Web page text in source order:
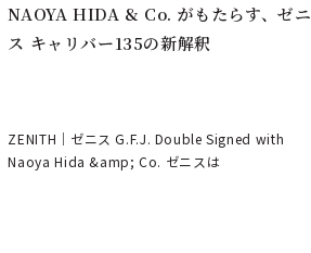
NAOYA HIDA & Co. がもたらす、ゼニ
ス キャリバー135の新解釈
ZENITH｜ゼニス G.F.J. Double Signed with
Naoya Hida &amp; Co. ゼニスは